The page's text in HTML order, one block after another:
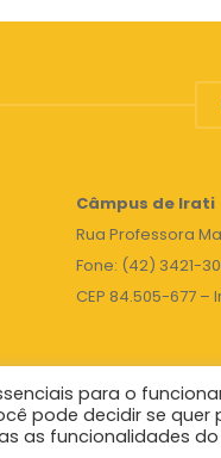
Câmpus de Irati
Rua Professora
Fone: (42) 3421-
CEP 84.505-677 –
para o
pode decidir se
as funcionalidades do